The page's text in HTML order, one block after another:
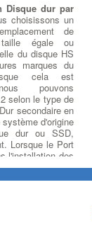
Disque dur par
choisissons un
de
égale ou
du disque HS
marques du
cela est
pouvons
selon le type de
secondaire en
d'origine
dur ou SSD,
Lorsque le Port
l'installation des
modèle de la
vos données